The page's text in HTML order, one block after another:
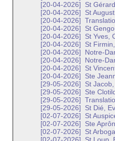
[20-04-2026]
St
[20-04-2026]
St
[20-04-2026]
[20-04-2026]
St
[20-04-2026]
St Yves,
[20-04-2026]
St
[20-04-2026]
Notre-
[20-04-2026]
Notre-
[20-04-2026]
St
[20-04-2026]
Ste
[29-05-2026]
St
[29-05-2026]
Ste
[29-05-2026]
[29-05-2026]
St Dié,
[02-07-2026]
St
[02-07-2026]
Ste
[02-07-2026]
St